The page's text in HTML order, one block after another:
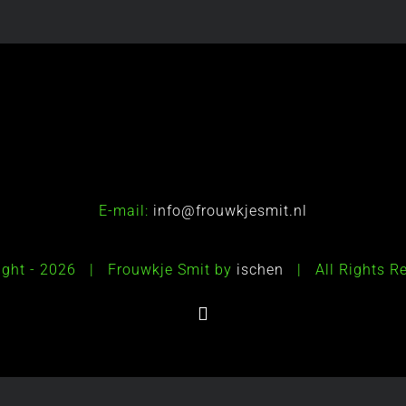
E-mail: info@frouwkjesmit.nl
- 2026 | Frouwkje Smit by ischen | All Rights